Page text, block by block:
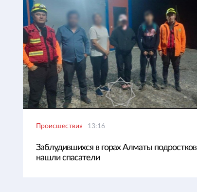
Происшествия 13:16
Заблудившихся в горах Алматы подростков
нашли спасатели